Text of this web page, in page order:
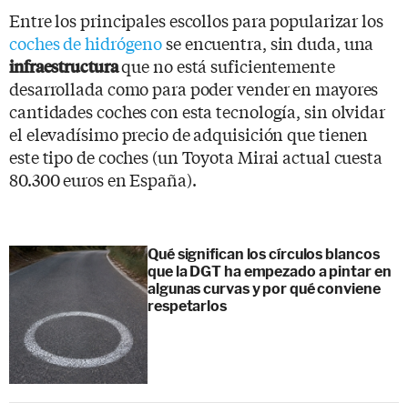
Entre los principales escollos para popularizar los
coches de hidrógenose encuentra, sin duda, una
infraestructuraque no está suficientemente
desarrollada como para poder vender en mayores
cantidades coches con esta tecnología, sin olvidar
el elevadísimo precio de adquisición que tienen
este tipo de coches (un Toyota Mirai actual cuesta
80.300 euros en España).
Qué significan los círculos blancos
que la DGT ha empezado a pintar en
algunas curvas y por qué conviene
respetarlos